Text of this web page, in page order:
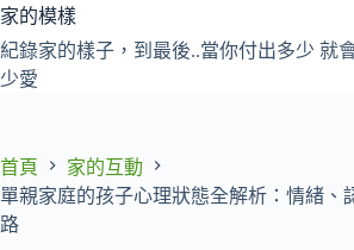
跳
至
主
容
家的模樣
紀錄家的樣子，到最後..當你付出多少 就
少愛
首頁
家的互動
單親家庭的孩子心理狀態全解析：情緒、
路